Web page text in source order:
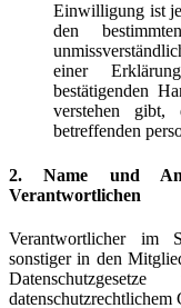
Einwilligung ist
den
einer
bestätigenden
verstehen
betreffenden
2. Name und
Verantwortlichen
Verantwortlicher im
sonstiger in den
datenschutzrechtlichem